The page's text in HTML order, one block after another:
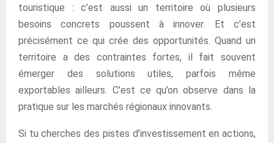
touristique : c’est aussi un territoire où plusieurs
besoins concrets poussent à innover. Et c’est
précisément ce qui crée des opportunités. Quand un
territoire a des contraintes fortes, il fait souvent
émerger des solutions utiles, parfois même
exportables ailleurs. C’est ce qu’on observe dans la
pratique sur les marchés régionaux innovants.
Si tu cherches des pistes d’investissement en actions,